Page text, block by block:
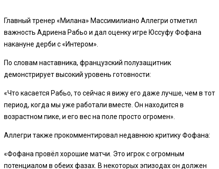
Главный тренер «Милана» Массимилиано Аллегри отметил
важность Адриена Рабьо и дал оценку игре Юссуфу Фофана
накануне дерби с «Интером».
По словам наставника, французский полузащитник
демонстрирует высокий уровень готовности:
«Что касается Рабьо, то сейчас я вижу его даже лучше, чем в тот
период, когда мы уже работали вместе. Он находится в
возрастном пике, и его вес на поле просто огромен».
Аллегри также прокомментировал недавнюю критику Фофана:
«Фофана провёл хорошие матчи. Это игрок с огромным
потенциалом в обеих фазах. В некоторых эпизодах он должен